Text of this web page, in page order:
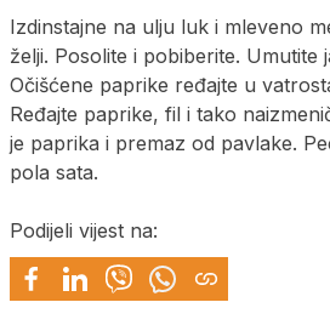
Izdinstajne na ulju luk i mleveno
želji. Posolite i pobiberite. Umutite
Očišćene paprike ređajte u
Ređajte paprike, fil i tako
je paprika i premaz od pavlake.
pola sata.
Podijeli vijest na: